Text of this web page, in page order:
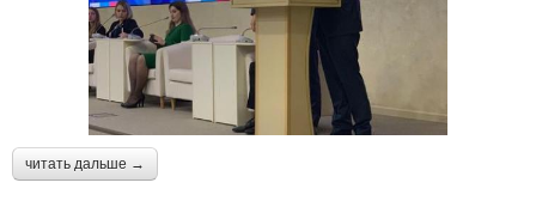
читать дальше →